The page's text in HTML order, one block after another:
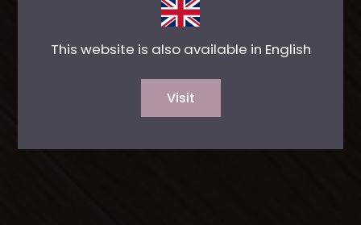
This website is also available in English
Visit